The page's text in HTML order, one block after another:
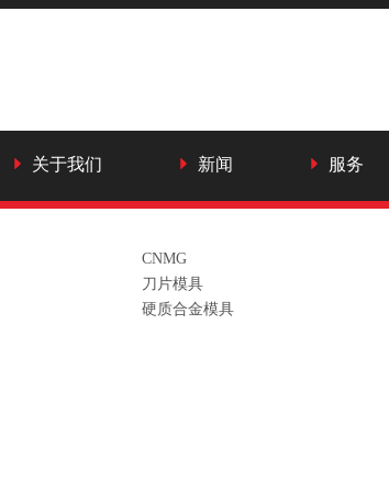
关于我们 新闻 服务
CNMG
刀片模具
硬质合金模具